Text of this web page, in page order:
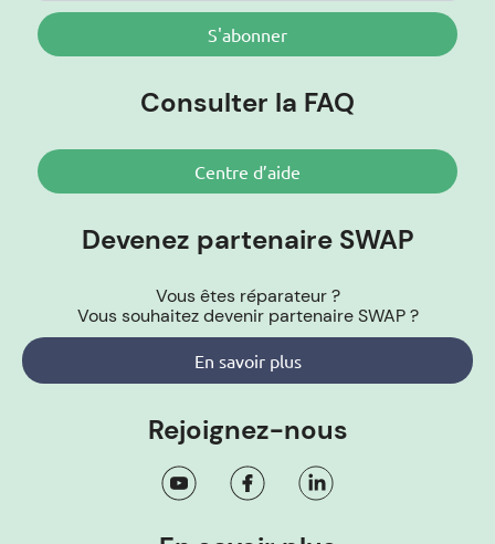
S'abonner
Consulter la FAQ
Centre d’aide
Devenez partenaire SWAP
Vous êtes réparateur ?
Vous souhaitez devenir partenaire SWAP ?
En savoir plus
Rejoignez-nous